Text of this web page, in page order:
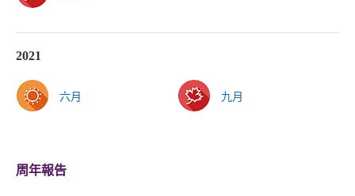
2021
六月 九月
周年報告